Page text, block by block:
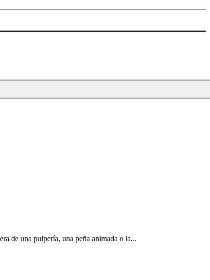
de una pulpería, una peña animada o la...